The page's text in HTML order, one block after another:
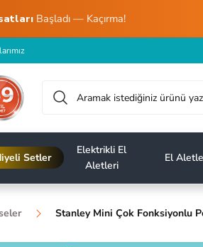
Başladı — Kaçırma!
Setler
Elektrikli El
Aletleri
El
Stanley Mini Çok Fonksiyonlu